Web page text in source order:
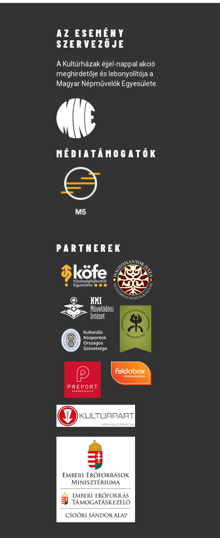
AZ ESEMÉNY
SZERVEZŐJE
A Kultúrházak éjjel-nappal akció
meghirdetője és lebonyolítója a
Magyar Népművelők Egyesülete.
MÉDIATÁMOGATÓK
PARTNEREK